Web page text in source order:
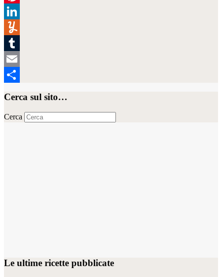
Pinterest
LinkedIn
Yummly
Tumblr
Email
Cerca sul sito…
Cerca
Le ultime ricette pubblicate